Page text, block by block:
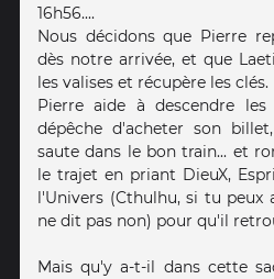
16h56....
Nous décidons que Pierre
dès notre arrivée, et que
les valises et récupère les clés.
Pierre aide à descendre
dépêche d'acheter son
saute dans le bon train... et
le trajet en priant DieuX,
l'Univers (Cthulhu, si tu peux
ne dit pas non) pour qu'il
Mais qu'y a-t-il dans cette